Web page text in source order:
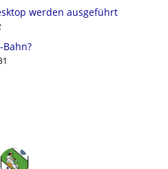
werden ausgeführt